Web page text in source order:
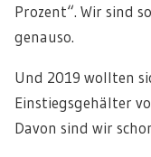
Prozent“. Wir sind
genauso.
Und 2019 wollten
Einstiegsgehälter
Davon sind wir